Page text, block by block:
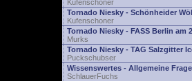
Kufenschoner
Tornado Niesky - Schönheider
Kufenschoner
Tornado Niesky - FASS Berlin am
Murks
Tornado Niesky - TAG Salzgitter
Puckschubser
Wissenswertes - Allgemeine
SchlauerFuchs